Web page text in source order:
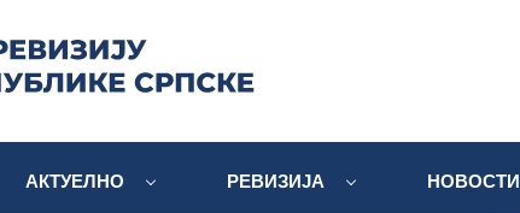
АКТУЕЛНО РЕВИЗИЈА НОВОСТИ